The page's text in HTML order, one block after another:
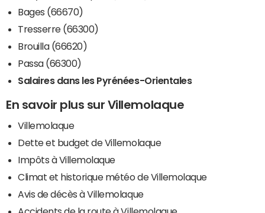
Bages (66670)
Tresserre (66300)
Brouilla (66620)
Passa (66300)
Salaires dans les Pyrénées-Orientales
En savoir plus sur Villemolaque
Villemolaque
Dette et budget de Villemolaque
Impôts à Villemolaque
Climat et historique météo de Villemolaque
Avis de décès à Villemolaque